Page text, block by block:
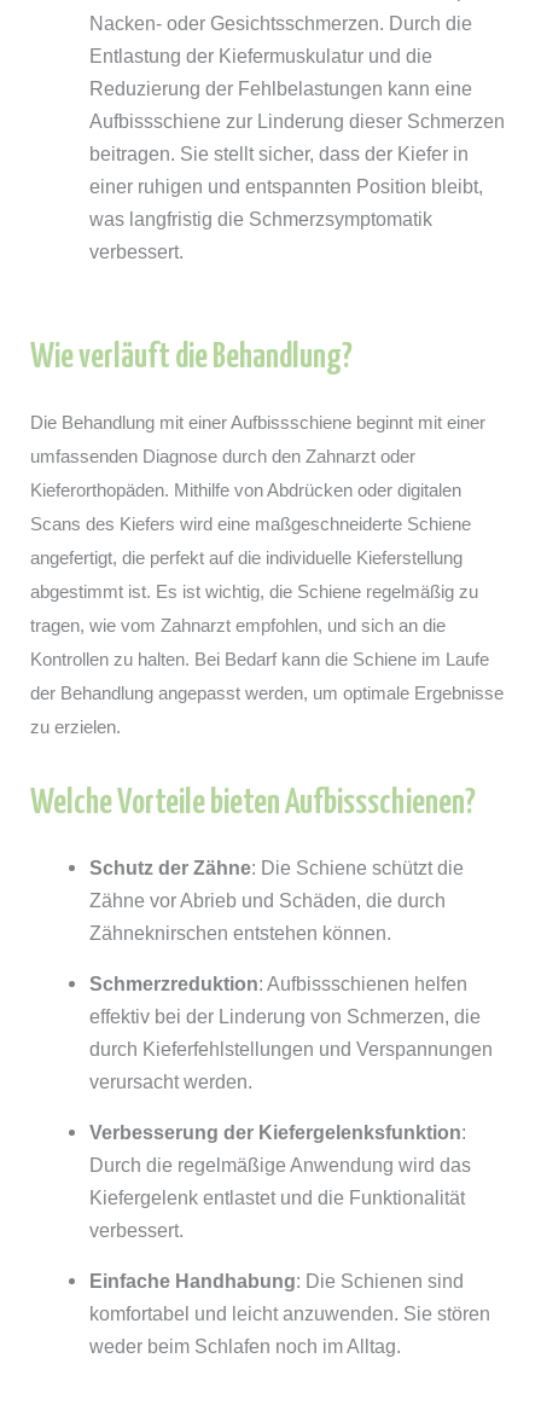
Nacken- oder Gesichtsschmerzen. Durch die
Entlastung der Kiefermuskulatur und die
Reduzierung der Fehlbelastungen kann eine
Aufbissschiene zur Linderung dieser Schmerzen
beitragen. Sie stellt sicher, dass der Kiefer in
einer ruhigen und entspannten Position bleibt,
was langfristig die Schmerzsymptomatik
verbessert.
Wie verläuft die Behandlung?
Die Behandlung mit einer Aufbissschiene beginnt mit einer
umfassenden Diagnose durch den Zahnarzt oder
Kieferorthopäden. Mithilfe von Abdrücken oder digitalen
Scans des Kiefers wird eine maßgeschneiderte Schiene
angefertigt, die perfekt auf die individuelle Kieferstellung
abgestimmt ist. Es ist wichtig, die Schiene regelmäßig zu
tragen, wie vom Zahnarzt empfohlen, und sich an die
Kontrollen zu halten. Bei Bedarf kann die Schiene im Laufe
der Behandlung angepasst werden, um optimale Ergebnisse
zu erzielen.
Welche Vorteile bieten Aufbissschienen?
Schutz der Zähne: Die Schiene schützt die
Zähne vor Abrieb und Schäden, die durch
Zähneknirschen entstehen können.
Schmerzreduktion: Aufbissschienen helfen
effektiv bei der Linderung von Schmerzen, die
durch Kieferfehlstellungen und Verspannungen
verursacht werden.
Verbesserung der Kiefergelenksfunktion:
Durch die regelmäßige Anwendung wird das
Kiefergelenk entlastet und die Funktionalität
verbessert.
Einfache Handhabung: Die Schienen sind
komfortabel und leicht anzuwenden. Sie stören
weder beim Schlafen noch im Alltag.